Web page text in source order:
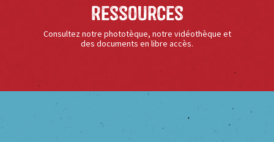
Ressources
Consultez notre phototèque, notre vidéothèque et
des documents en libre accès.